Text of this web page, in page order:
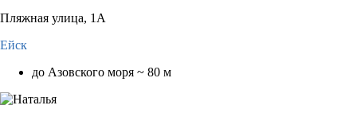
Пляжная улица, 1А
Ейск
до Азовского моря ~ 80 м